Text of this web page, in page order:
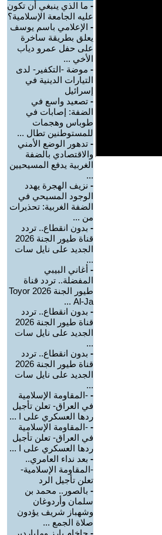
- ما الذي ينبغي أن تكون
عليه الجامعة الإسلامية؟
- الإعلامي باسم يوسف
يعلق بطريقة ساخرة
على حفل عمرو دياب
الأخي ...
- موضة -التكفير- لدى
التيارات الدينية في
إسرائيل
- تصعيد واسع في
الضفة: إصابات في
طوباس وهجمات
للمستوطنين تطال ...
- تدهور الوضع الأمني
والاقتصادي بالضفة
الغربية يدفع المسيحيين
...
- نزيف الهجرة يهدد
الوجود المسيحي في
الضفة الغربية: تحذيرات
من ...
- بدون انقطاع.. تردد
قناة طيور الجنة 2026
الجديد على نايل سات
...
- أغاني البيبي
المفضلة.. تردد قناة
طيور الجنة 2026 Toyor
Al-Ja ...
- بدون انقطاع.. تردد
قناة طيور الجنة 2026
الجديد على نايل سات
...
- بدون انقطاع.. تردد
قناة طيور الجنة 2026
الجديد على نايل سات
...
- -المقاومة الإسلامية
في العراق- تعلن تأجيل
ردها العسكري على ا ...
- -المقاومة الإسلامية
في العراق- تعلن تأجيل
ردها العسكري على ا ...
- بعد نداء العامري..
-المقاومة الإسلامية-
تعلن تأجيل الرد
- بالصور.. محمد بن
سلمان وأردوغان
وشهباز شريف يؤدون
صلاة الجمع ...
- حاخام بارز وملياردير